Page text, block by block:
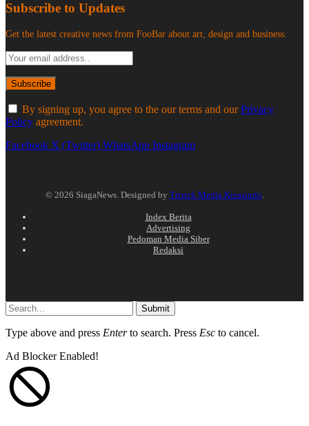
Subscribe to Updates
Get the latest creative news from FooBar about art, design and business.
By signing up, you agree to the our terms and ourPrivacy
Policy agreement.
Facebook X (Twitter) WhatsApp Instagram
© 2026 SiagaNews. Designed by Tristek Media Kreasindo.
Index Berita
Advertising
Pedoman Media Siber
Redaksi
Submit
Type above and press Enterto search. Press Esc to cancel.
Ad Blocker Enabled!